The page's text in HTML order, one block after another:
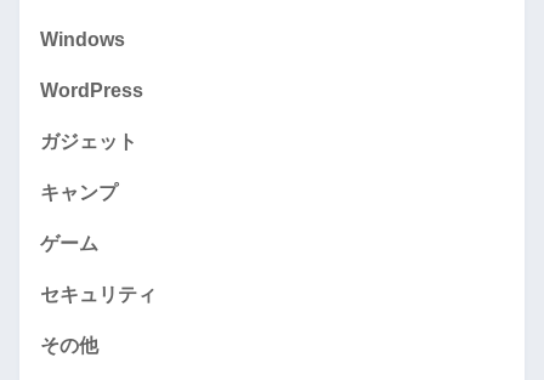
Windows
WordPress
ガジェット
キャンプ
ゲーム
セキュリティ
その他